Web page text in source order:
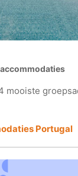
mooiste
Portugal